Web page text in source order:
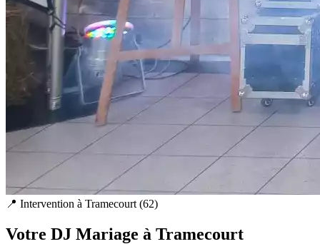
📍 Intervention à Tramecourt (62)
Votre DJ Mariage à Tramecourt